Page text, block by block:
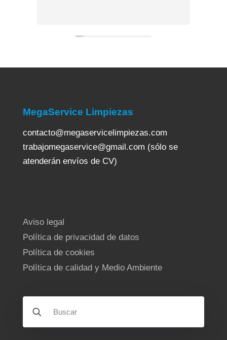
MegaService Limpiezas
contacto@megaservicelimpiezas.com
trabajomegaservice@gmail.com (sólo se
atenderán envíos de CV)
Aviso legal
Política de privacidad de datos
Política de cookies
Política de calidad y Medio Ambiente